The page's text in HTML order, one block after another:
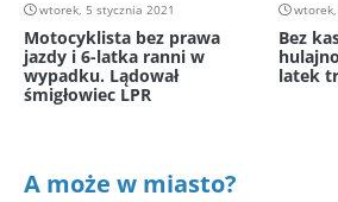
wtorek, 5 stycznia 2021
Motocyklista bez prawa
jazdy i 6-latka ranni w
wypadku. Lądował
śmigłowiec LPR
wtorek,
Bez
latek
A może w miasto?